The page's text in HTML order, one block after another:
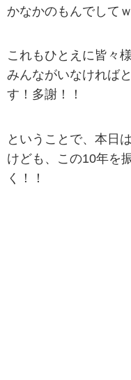
かなかのもんでしてｗ
これもひとえに皆々
みんながいなければ
す！多謝！！
ということで、本日
けども、この10年を
く！！